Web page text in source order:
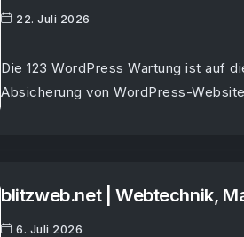
22. Juli 2026
Die 123 WordPress Wartung ist auf
Absicherung von WordPress-
blitzweb.net | Webtechnik,
6. Juli 2026